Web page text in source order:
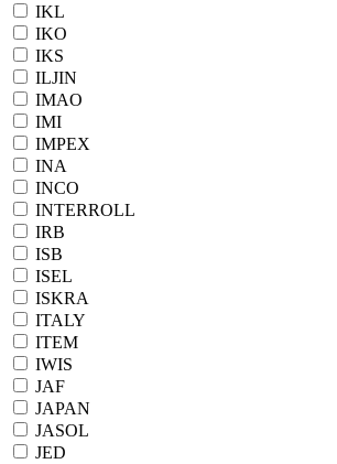
IKL
IKO
IKS
ILJIN
IMAO
IMI
IMPEX
INA
INCO
INTERROLL
IRB
ISB
ISEL
ISKRA
ITALY
ITEM
IWIS
JAF
JAPAN
JASOL
JED